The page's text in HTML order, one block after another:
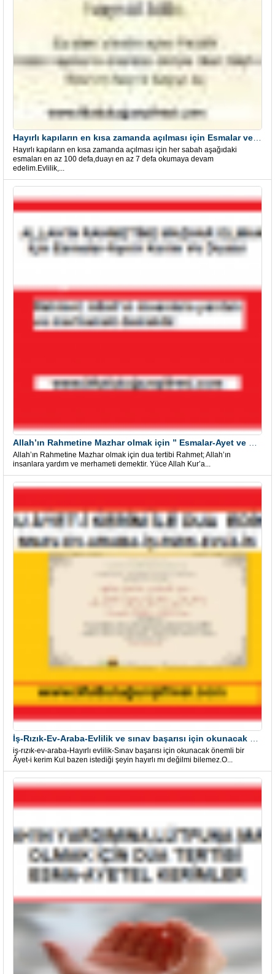
Hayırlı kapıların en kısa zamanda açılması için her sabah aşağıdaki
esmaları en az 100 defa,duayı en az 7 defa okumaya devam
edelim.Evlilik,...
Allah’ın Rahmetine Mazhar olmak için dua tertibi Rahmet; Allah’ın
insanlara yardım ve merhameti demektir. Yüce Allah Kur’a...
iş-rızık-ev-araba-Hayırlı evlilik-Sınav başarısı için okunacak önemli bir
Âyet-i kerim Kul bazen istediği şeyin hayırlı mı değilmi bilemez.O...